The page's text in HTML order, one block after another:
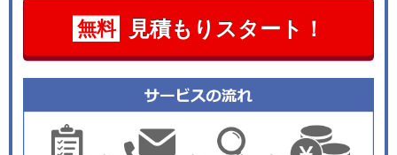
無料 見積もりスタート！